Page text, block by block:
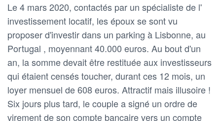
Le 4 mars 2020, contactés par un spécialiste de l'
investissement locatif, les époux se sont vu
proposer d'investir dans un parking à Lisbonne, au
Portugal , moyennant 40.000 euros. Au bout d'un
an, la somme devait être restituée aux investisseurs
qui étaient censés toucher, durant ces 12 mois, un
loyer mensuel de 608 euros. Attractif mais illusoire !
Six jours plus tard, le couple a signé un ordre de
virement de son compte bancaire vers un compte